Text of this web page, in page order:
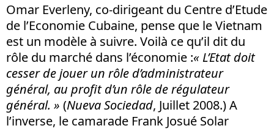
Omar Everleny, co-dirigeant du Centre d’Etude
de l’Economie Cubaine, pense que le Vietnam
est un modèle à suivre. Voilà ce qu’il dit du
rôle du marché dans l’économie :« L’Etat doit
cesser de jouer un rôle d’administrateur
général, au profit d’un rôle de régulateur
général. » (Nueva Sociedad, Juillet 2008.) A
l’inverse, le camarade Frank Josué Solar